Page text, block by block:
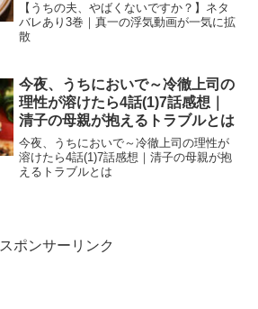
【うちの夫、やばくないですか？】ネタ
バレあり3巻｜真一の浮気動画が一気に拡
散
今夜、うちにおいで～冷徹上司の
理性が溶けたら4話(1)7話感想｜
清子の母親が抱えるトラブルとは
今夜、うちにおいで～冷徹上司の理性が
溶けたら4話(1)7話感想｜清子の母親が抱
えるトラブルとは
スポンサーリンク